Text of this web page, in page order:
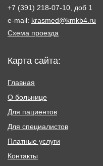
+7 (391) 218-07-10, доб 1
e-mail: krasmed@kmkb4.ru
Схема проезда
Карта сайта:
Главная
О больнице
Для пациентов
Для специалистов
Платные услуги
Контакты